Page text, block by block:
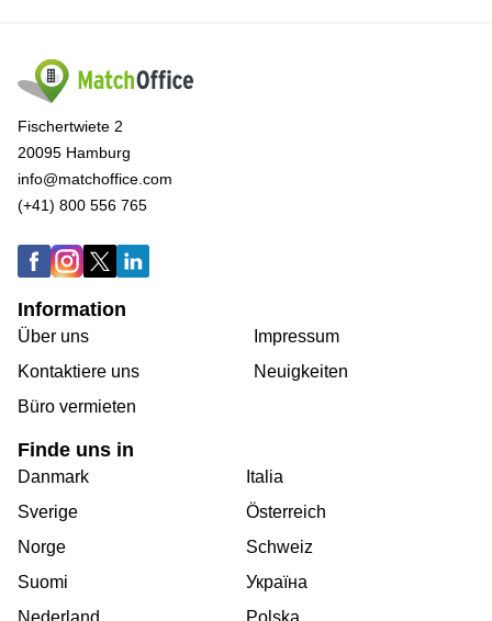
Fischertwiete 2
20095 Hamburg
info@matchoffice.com
(+41) 800 556 765
Information
Über uns
Kontaktiere uns
Büro vermieten
Impressum
Neuigkeiten
Finde uns in
Danmark
Sverige
Norge
Suomi
Italia
Österreich
Schweiz
Україна